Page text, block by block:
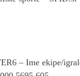
– Ime ekipe/